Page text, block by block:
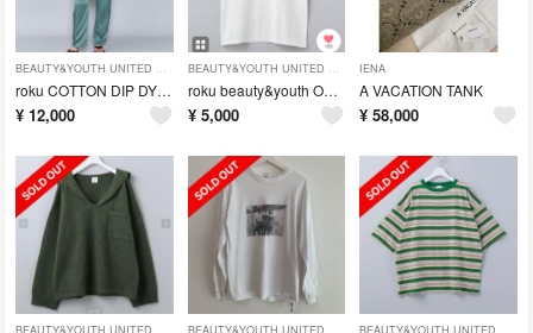
BEAUTY&YOUTH UNITED ARROWS
roku COTTON DIP DYE SLEEVE CARDIGAN
¥ 12,000
BEAUTY&YOUTH UNITED ARROWS
roku beauty&youth OLD IS NEW T-SHIRTS
¥ 5,000
IENA
A VACATION TANK
¥ 58,000